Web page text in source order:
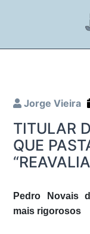
Jorge Vieira
TITULAR
QUE
Pedro Novais
mais rigorosos